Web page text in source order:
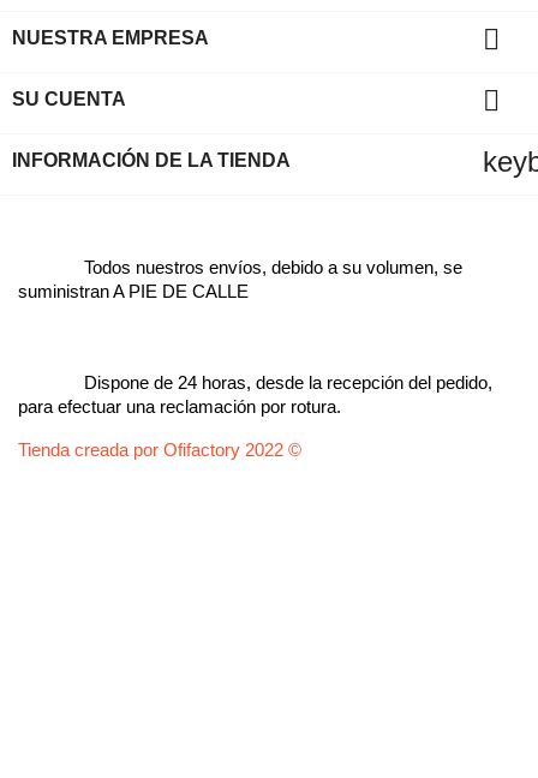
NUESTRA EMPRESA 
SU CUENTA 
INFORMACIÓN DE LA TIENDA
Todos nuestros envíos, debido a su volumen, se
suministran A PIE DE CALLE
Dispone de 24 horas, desde la recepción del pedido,
para efectuar una reclamación por rotura.
Tienda creada por Ofifactory 2022 ©